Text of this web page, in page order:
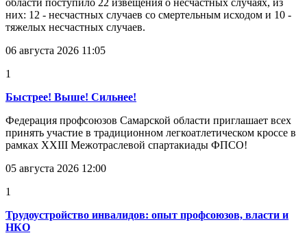
области поступило 22 извещения о несчастных случаях, из
них: 12 - несчастных случаев со смертельным исходом и 10 -
тяжелых несчастных случаев.
06 августа 2026 11:05
1
Быстрее! Выше! Сильнее!
Федерация профсоюзов Самарской области приглашает всех
принять участие в традиционном легкоатлетическом кроссе в
рамках XXIII Межотраслевой спартакиады ФПСО!
05 августа 2026 12:00
1
Трудоустройство инвалидов: опыт профсоюзов, власти и
НКО